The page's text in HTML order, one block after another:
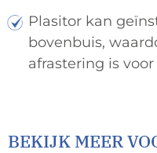
Plasitor kan
bovenbuis,
afrastering is
BEKIJK MEER